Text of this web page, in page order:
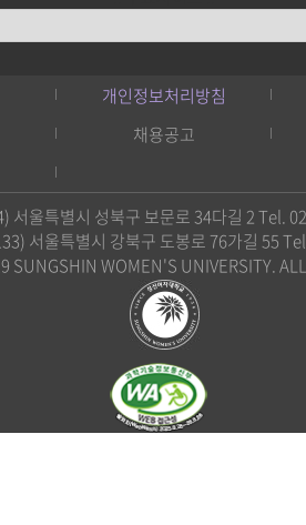
개인정보처리방침
채용공고
서울특별시 성북구 보문로 34다길 2 Tel.
서울특별시 강북구 도봉로 76가길 55
SUNGSHIN WOMEN'S UNIVERSITY.